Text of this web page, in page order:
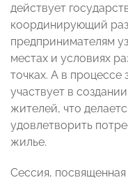
действует
координирующий
предпринимателям
местах и условиях
точках. А в процессе
участвует в
жителей, что
удовлетворить
жилье.
Сессия,